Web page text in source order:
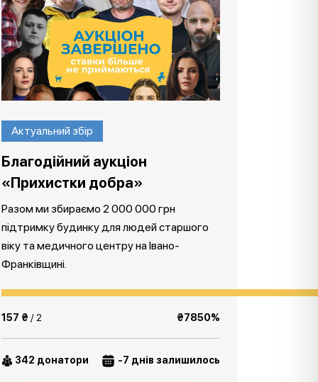
Актуальний збір
Благодійний аукціон
«Прихистки добра»
Разом ми збираємо 2 000 000 грн
підтримку будинку для людей старшого
віку та медичного центру на Івано-
Франківщині.
157 ₴ / 2 ₴7850%
342 донатори -7 днів залишилось